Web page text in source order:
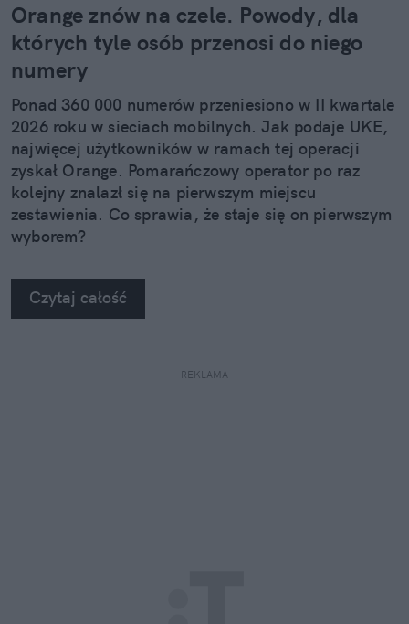
Orange znów na czele. Powody, dla
których tyle osób przenosi do niego
numery
Ponad 360 000 numerów przeniesiono w II kwartale
2026 roku w sieciach mobilnych. Jak podaje UKE,
najwięcej użytkowników w ramach tej operacji
zyskał Orange. Pomarańczowy operator po raz
kolejny znalazł się na pierwszym miejscu
zestawienia. Co sprawia, że staje się on pierwszym
wyborem?
Czytaj całość
REKLAMA